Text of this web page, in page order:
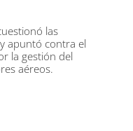
las
apuntó contra el
la gestión del
aéreos.